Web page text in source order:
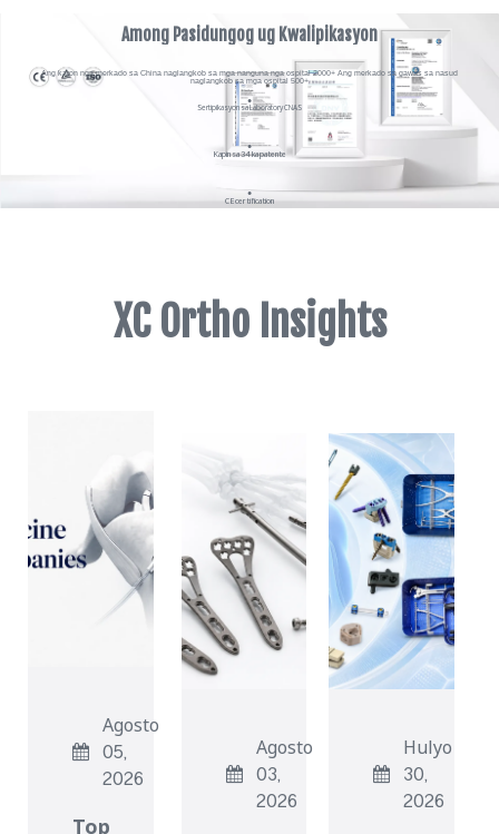
Among Pasidungog ug Kwalipikasyon
Ang karon nga merkado sa China naglangkob sa mga nanguna nga ospital 2000+ Ang merkado sa gawas sa nasud
naglangkob sa mga ospital 500+
●
Sertipikasyon sa Laboratory CNAS
●
Kapin sa 34 ka patente
●
CE certification
XC Ortho Insights
Agosto
05,
2026
Top
Agosto
03,
2026
Hulyo
30,
2026